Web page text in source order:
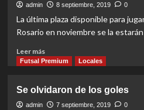
a
la
admin 8 septiembre, 2019 0
La última plaza disponible para
Rosario en noviembre se la
Leer másRead
more
cerca
de
Futsal Premium Locales
Se olvidaron de los goles
admin 7 septiembre, 2019 0